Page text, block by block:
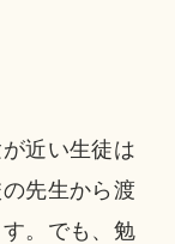
近い生徒は
先生から渡
。でも、勉